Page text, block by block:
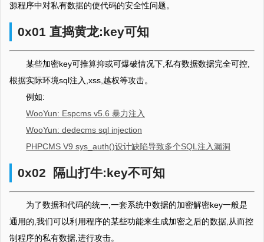
源程序中对私有数据的使代码的安全性问题。
0x01 直捣黄龙:key可知
某些加密key可推算抑或可爆破情况下,私有数据数据完全可控,
根据实际环境sql注入,xss,越权等攻击。
例如:
WooYun: Espcms v5.6 暴力注入
WooYun: dedecms sql injection
PHPCMS V9 sys_auth()设计缺陷导致多个SQL注入漏洞
0x02 隔山打牛:key不可知
为了数据和代码的统一,一套系统中数据的加密解密key一般是
通用的,我们可以利用程序的某些功能来生成加密之后的数据,从而控
制程序的私有数据,进行攻击。